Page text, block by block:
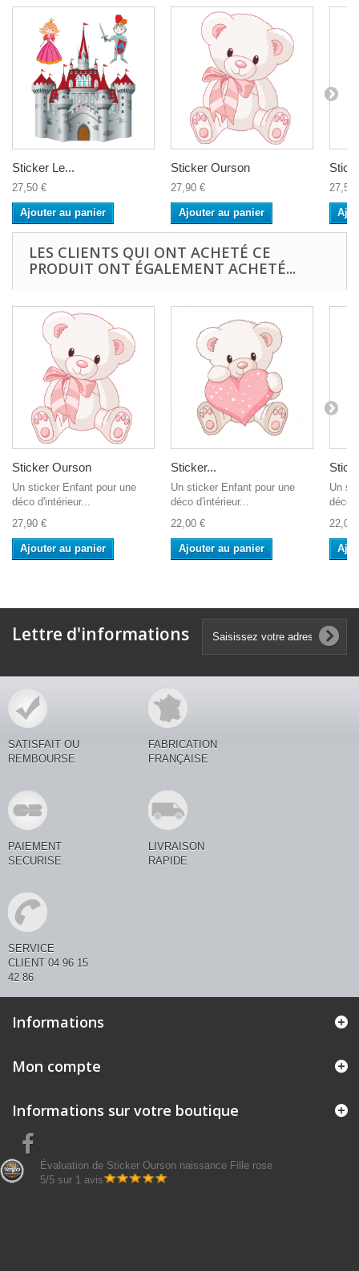
Sticker Le...
27,50 €
Ajouter au panier
Sticker Ourson
27,90 €
Ajouter au panier
27,50
LES CLIENTS QUI ONT ACHETÉ CE
PRODUIT ONT ÉGALEMENT ACHETÉ...
Sticker Ourson
Un sticker Enfant pour une
déco d'intérieur...
27,90 €
Ajouter au panier
Sticker...
Un sticker Enfant pour une
déco d'intérieur...
22,00 €
Ajouter au panier
Un
22,00
Lettre d'informations
SATISFAIT OU
REMBOURSE
FABRICATION
FRANÇAISE
PAIEMENT
SECURISE
LIVRAISON
RAPIDE
SERVICE
CLIENT 04 96 15
42 86
Informations
Mon compte
Informations sur votre boutique
Évaluation de Sticker Ourson naissance Fille rose
5/5 sur 1 avis